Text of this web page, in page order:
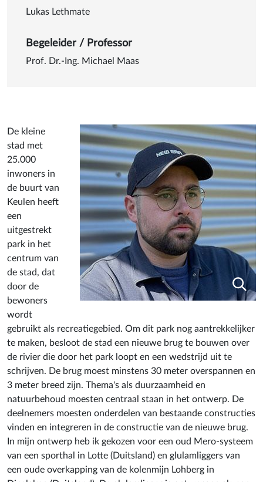
Lukas Lethmate
Begeleider / Professor
Prof. Dr.-Ing. Michael Maas
De kleine
stad met
25.000
inwoners in
de buurt van
Keulen heeft
een
uitgestrekt
park in het
centrum van
de stad, dat
door de
bewoners
wordt
gebruikt als recreatiegebied. Om dit park nog aantrekkelijker
te maken, besloot de stad een nieuwe brug te bouwen over
de rivier die door het park loopt en een wedstrijd uit te
schrijven. De brug moest minstens 30 meter overspannen en
3 meter breed zijn. Thema's als duurzaamheid en
natuurbehoud moesten centraal staan in het ontwerp. De
deelnemers moesten onderdelen van bestaande constructies
vinden en integreren in de constructie van de nieuwe brug.
In mijn ontwerp heb ik gekozen voor een oud Mero-systeem
van een sporthal in Lotte (Duitsland) en glulamliggers van
een oude overkapping van de kolenmijn Lohberg in